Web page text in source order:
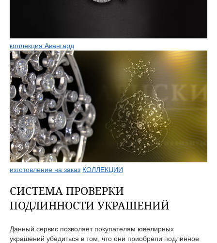
коллекция Авангард
изготовление на заказ КОЛЛЕКЦИИ
СИСТЕМА ПРОВЕРКИ
ПОДЛИННОСТИ УКРАШЕНИЙ
Данный сервис позволяет покупателям ювелирных
украшений убедиться в том, что они приобрели подлинное